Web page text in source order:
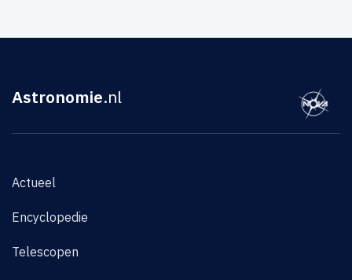
Astronomie.nl
Actueel
Encyclopedie
Telescopen